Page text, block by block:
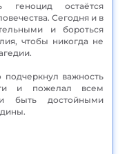
остаётся
Сегодня и в
и бороться
чтобы никогда не
важность
и пожелал всем
быть достойными